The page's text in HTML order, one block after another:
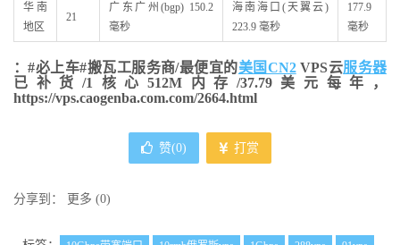
华南
地区
21
广东广州(bgp) 150.2
毫秒
海南海口(天翼云)
223.9 毫秒
177.9
毫秒
：#必上车#搬瓦工服务商/最便宜的美国CN2VPS云服务器
已补货/1核心512M内存/37.79美元每年，
https://vps.caogenba.com.com/2664.html
赞(0) 打赏
分享到： 更多 (0)